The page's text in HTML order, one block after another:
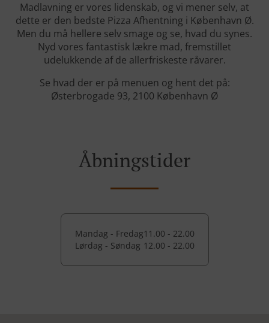
Madlavning er vores lidenskab, og vi mener selv, at
dette er den bedste Pizza Afhentning i København Ø.
Men du må hellere selv smage og se, hvad du synes.
Nyd vores fantastisk lækre mad, fremstillet
udelukkende af de allerfriskeste råvarer.
Se hvad der er på menuen og hent det på:
Østerbrogade 93, 2100 København Ø
Åbningstider
Mandag - Fredag11.00 - 22.00
Lørdag - Søndag 12.00 - 22.00